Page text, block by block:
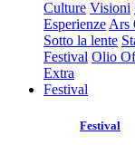
Culture Visioni
Esperienze Ars
Sotto la lente
Festival Olio
Extra
Festival
Festival